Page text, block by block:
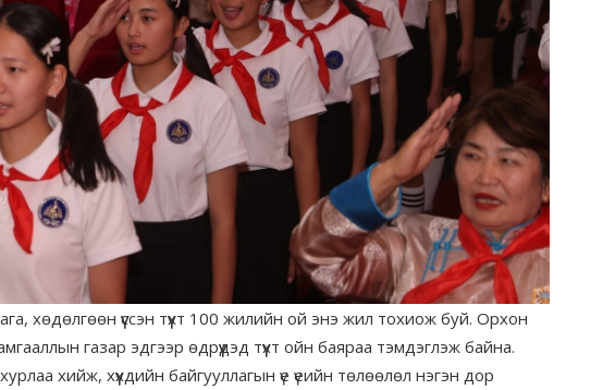
хөдөлгөөн үүссэн түүхт 100 жилийн ой энэ жил тохиож буй. Орхон
газар эдгээр өдрүүдэд түүхт ойн баяраа тэмдэглэж байна.
хийж, хүүхдийн байгууллагын үе үеийн төлөөлөл нэгэн дор